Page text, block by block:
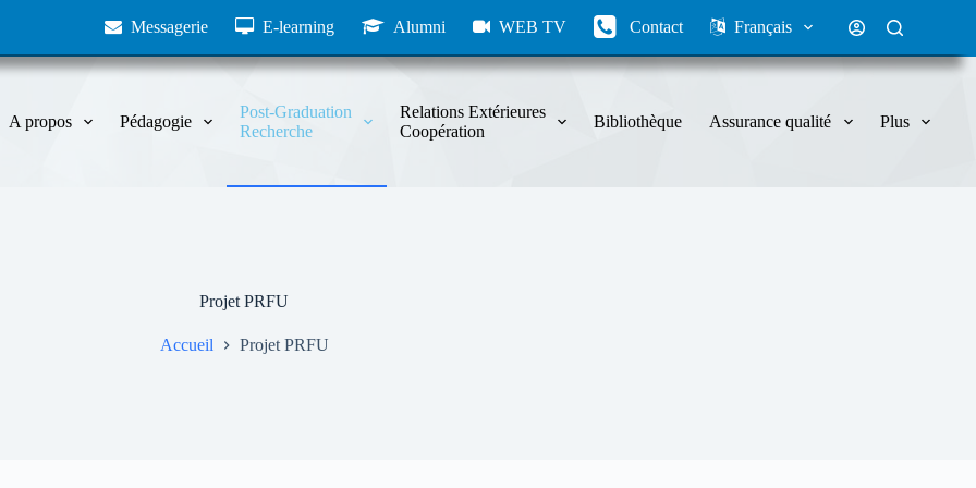
Messagerie E-learning Alumni WEB TV Contact Français
A propos Pédagogie
Post-Graduation
Recherche
Relations Extérieures
Coopération
Bibliothèque Assurance qualité Plus
Projet PRFU
Accueil Projet PRFU